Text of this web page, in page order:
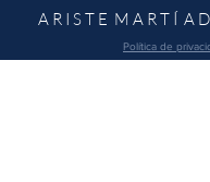
A R I S T E M A R T Í A
Política de